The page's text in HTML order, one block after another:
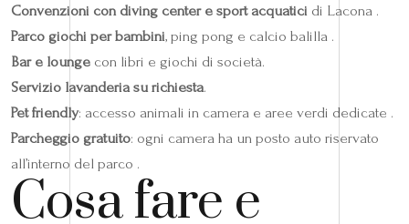
Convenzioni con diving center e sport acquatici di Lacona .
Parco giochi per bambini, ping pong e calcio balilla .
Bar e lounge con libri e giochi di società.
Servizio lavanderia su richiesta.
Pet friendly: accesso animali in camera e aree verdi dedicate .
Parcheggio gratuito: ogni camera ha un posto auto riservato
all’interno del parco .
Cosa fare e